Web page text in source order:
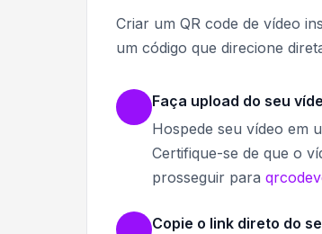
Criar um QR code de vídeo
um código que direcione
Faça upload do seu
Hospede seu vídeo em
Certifique-se de que o
prosseguir para
Copie o link direto do